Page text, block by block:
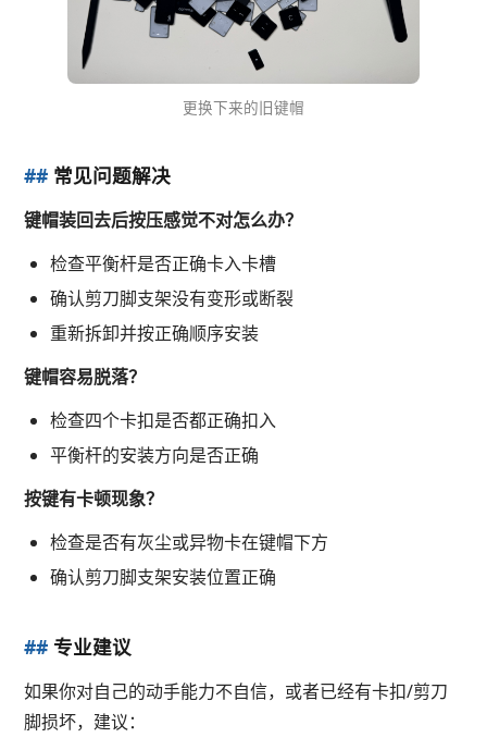
更换下来的旧键帽
## 常见问题解决
键帽装回去后按压感觉不对怎么办？
检查平衡杆是否正确卡入卡槽
确认剪刀脚支架没有变形或断裂
重新拆卸并按正确顺序安装
键帽容易脱落？
检查四个卡扣是否都正确扣入
平衡杆的安装方向是否正确
按键有卡顿现象？
检查是否有灰尘或异物卡在键帽下方
确认剪刀脚支架安装位置正确
## 专业建议
如果你对自己的动手能力不自信，或者已经有卡扣/剪刀
脚损坏，建议：